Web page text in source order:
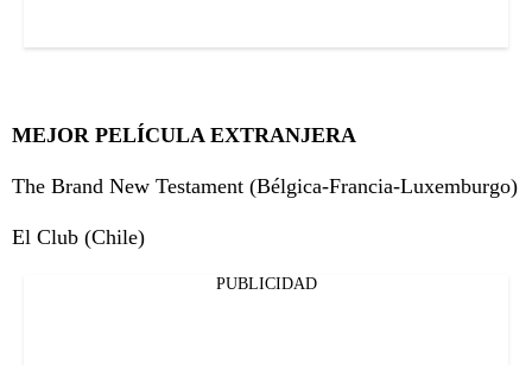
MEJOR PELÍCULA EXTRANJERA
The Brand New Testament (Bélgica-Francia-Luxemburgo)
El Club (Chile)
PUBLICIDAD